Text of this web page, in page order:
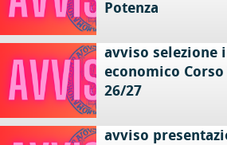
Potenza
avviso selezione
economico Corso
26/27
avviso